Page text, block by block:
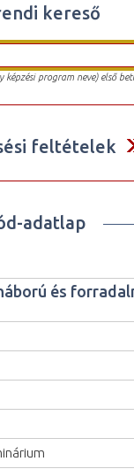
kereső
program neve) első
feltételek
adatlap
és